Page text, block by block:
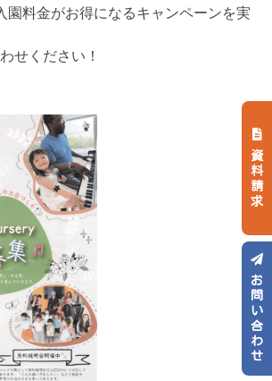
園料金がお得になるキャンペーンを実
せください！
資料請求
お問い合わせ